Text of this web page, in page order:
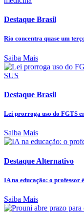
Destaque Brasil
Rio concentra quase um
Saiba Mais
Destaque Brasil
Lei prorroga uso do FGTS
Saiba Mais
Destaque Alternativo
IA na educação: o professor
Saiba Mais